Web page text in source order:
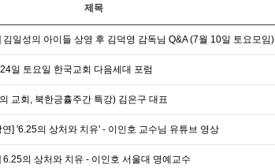
제목
김일성의 아이들 상영 후 김덕영 감독님 Q&A (7월 10일 토요모임)
일 토요일 한국교회 다음세대 포럼
교회, 북한긍휼주간 특강) 김은구 대표
] '6.25의 상처와 치유' - 이인호 교수님 유튜브 영상
의 상처와 치유 - 이인호 서울대 명예교수